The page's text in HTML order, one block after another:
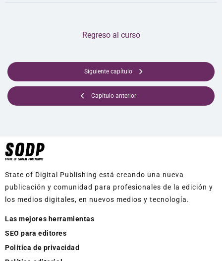
Capítulo anterior
Regreso al curso
Siguiente capítulo
State of Digital Publishing está creando una nueva
publicación y comunidad para profesionales de la edición y
los medios digitales, en nuevos medios y tecnología.
Las mejores herramientas
SEO para editores
Política de privacidad